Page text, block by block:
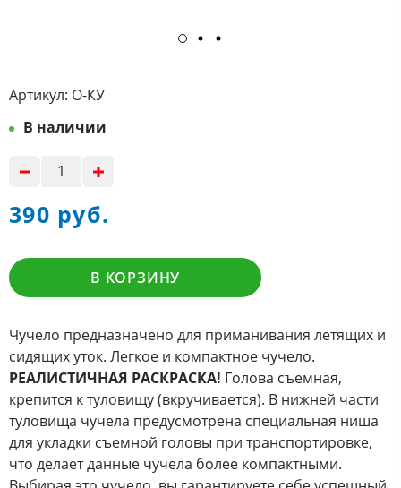
Артикул: О-КУ
В наличии
390 руб.
В КОРЗИНУ
Чучело предназначено для приманивания летящих и
сидящих уток. Легкое и компактное чучело.
РЕАЛИСТИЧНАЯ РАСКРАСКА! Голова съемная,
крепится к туловищу (вкручивается). В нижней части
туловища чучела предусмотрена специальная ниша
для укладки съемной головы при транспортировке,
что делает данные чучела более компактными.